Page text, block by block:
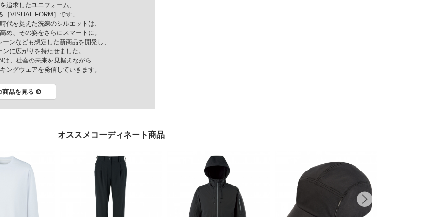
追求したユニフォーム、
VISUAL FORM］です。
代を捉えた洗練のシルエットは、
め、その姿をさらにスマートに。
ンなども想定した新商品を開発し、
に広がりを持たせました。
、社会の未来を見据えながら、
ングウェアを発信していきます。
商品を見る
オススメコーディネート商品